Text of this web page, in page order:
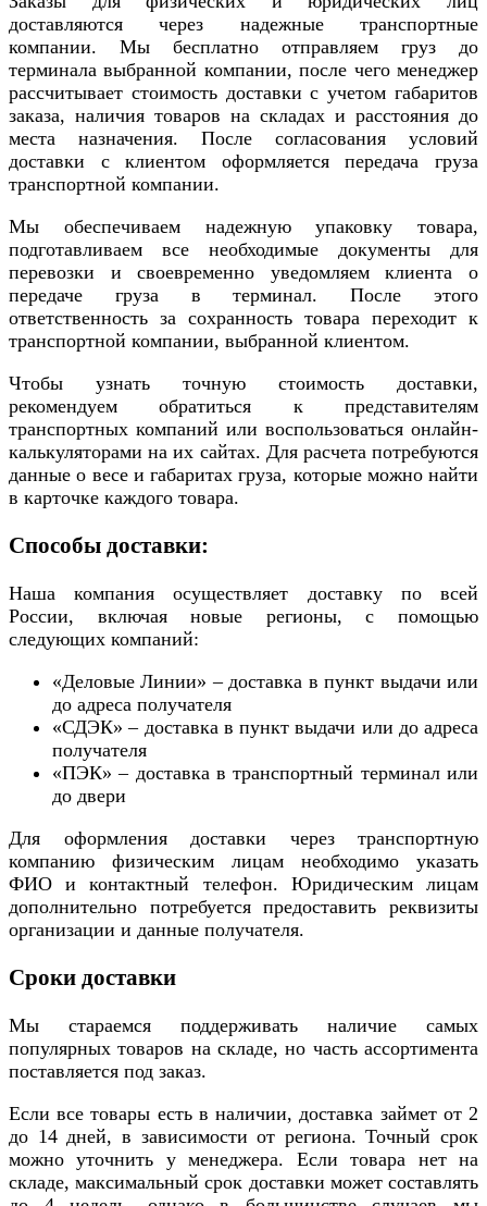
доставляются через надежные транспортные
компании. Мы бесплатно отправляем груз до
терминала выбранной компании, после чего менеджер
рассчитывает стоимость доставки с учетом габаритов
заказа, наличия товаров на складах и расстояния до
места назначения. После согласования условий
доставки с клиентом оформляется передача груза
транспортной компании.
Мы обеспечиваем надежную упаковку товара,
подготавливаем все необходимые документы для
перевозки и своевременно уведомляем клиента о
передаче груза в терминал. После этого
ответственность за сохранность товара переходит к
транспортной компании, выбранной клиентом.
Чтобы узнать точную стоимость доставки,
рекомендуем обратиться к представителям
транспортных компаний или воспользоваться онлайн-
калькуляторами на их сайтах. Для расчета потребуются
данные о весе и габаритах груза, которые можно найти
в карточке каждого товара.
Способы доставки:
Наша компания осуществляет доставку по всей
России, включая новые регионы, с помощью
следующих компаний:
«Деловые Линии» – доставка в пункт выдачи или
до адреса получателя
«СДЭК» – доставка в пункт выдачи или до адреса
получателя
«ПЭК» – доставка в транспортный терминал или
до двери
Для оформления доставки через транспортную
компанию физическим лицам необходимо указать
ФИО и контактный телефон. Юридическим лицам
дополнительно потребуется предоставить реквизиты
организации и данные получателя.
Сроки доставки
Мы стараемся поддерживать наличие самых
популярных товаров на складе, но часть ассортимента
поставляется под заказ.
Если все товары есть в наличии, доставка займет от 2
до 14 дней, в зависимости от региона. Точный срок
можно уточнить у менеджера. Если товара нет на
складе, максимальный срок доставки может составлять